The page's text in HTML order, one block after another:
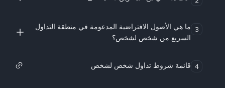
3 ما هي الأصول الافتراضية المدعومة في منطقة التداول
السريع من شخص لشخص؟
4 قائمة شروط تداول شخص لشخص